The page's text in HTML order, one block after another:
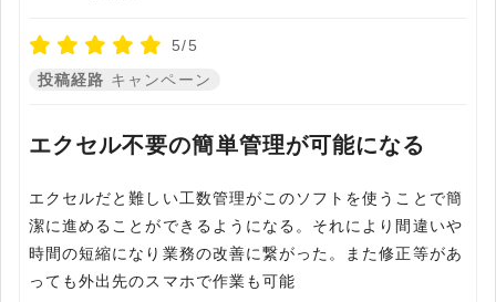
5/5
投稿経路 キャンペーン
エクセル不要の簡単管理が可能になる
エクセルだと難しい工数管理がこのソフトを使うことで簡
潔に進めることができるようになる。それにより間違いや
時間の短縮になり業務の改善に繋がった。また修正等があ
っても外出先のスマホで作業も可能